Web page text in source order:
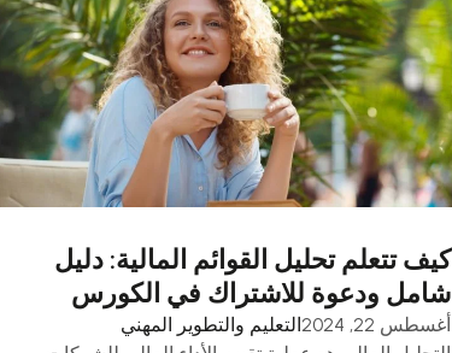
كيف تتعلم تحليل القوائم المالية: دليل
شامل ودعوة للاشتراك في الكورس
أغسطس 22, 2024
التعليم والتطوير المهني